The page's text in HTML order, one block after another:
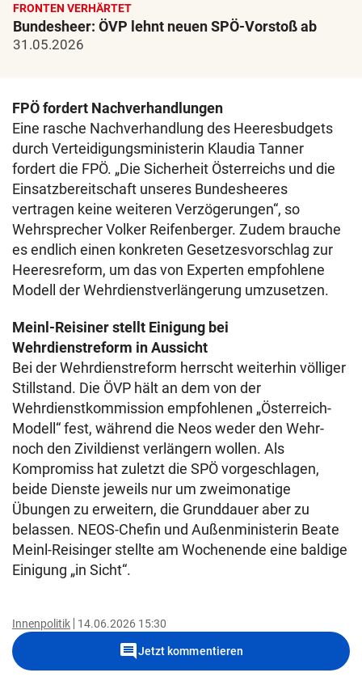
FRONTEN VERHÄRTET
Bundesheer: ÖVP lehnt neuen SPÖ-Vorstoß ab
31.05.2026
FPÖ fordert Nachverhandlungen
Eine rasche Nachverhandlung des Heeresbudgets
durch Verteidigungsministerin Klaudia Tanner
fordert die FPÖ. „Die Sicherheit Österreichs und die
Einsatzbereitschaft unseres Bundesheeres
vertragen keine weiteren Verzögerungen“, so
Wehrsprecher Volker Reifenberger. Zudem brauche
es endlich einen konkreten Gesetzesvorschlag zur
Heeresreform, um das von Experten empfohlene
Modell der Wehrdienstverlängerung umzusetzen.
Meinl-Reisiner stellt Einigung bei
Wehrdienstreform in Aussicht
Bei der Wehrdienstreform herrscht weiterhin völliger
Stillstand. Die ÖVP hält an dem von der
Wehrdienstkommission empfohlenen „Österreich-
Modell“ fest, während die Neos weder den Wehr-
noch den Zivildienst verlängern wollen. Als
Kompromiss hat zuletzt die SPÖ vorgeschlagen,
beide Dienste jeweils nur um zweimonatige
Übungen zu erweitern, die Grunddauer aber zu
belassen. NEOS-Chefin und Außenministerin Beate
Meinl-Reisinger stellte am Wochenende eine baldige
Einigung „in Sicht“.
Innenpolitik 14.06.2026 15:30
commentJetzt kommentieren